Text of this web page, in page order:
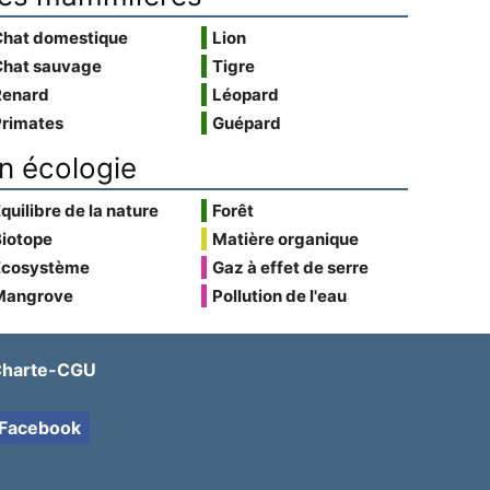
domestique
sauvage
Lion
Tigre
Léopard
Guépard
écologie
de la nature
Forêt
Matière organique
Gaz à effet de serre
Pollution de l'eau
CGU
Facebook